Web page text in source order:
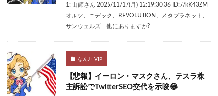
1: 山師さん 2025/11/17(月) 12:19:30.36 ID:7/kK43ZM
オルツ、ニデック、REVOLUTION、メタプラネット、
サンウェルズ 他にありますか?
なんJ・VIP
【悲報】イーロン・マスクさん、テスラ株
主訴訟でTwitterSEO交代を示唆😂